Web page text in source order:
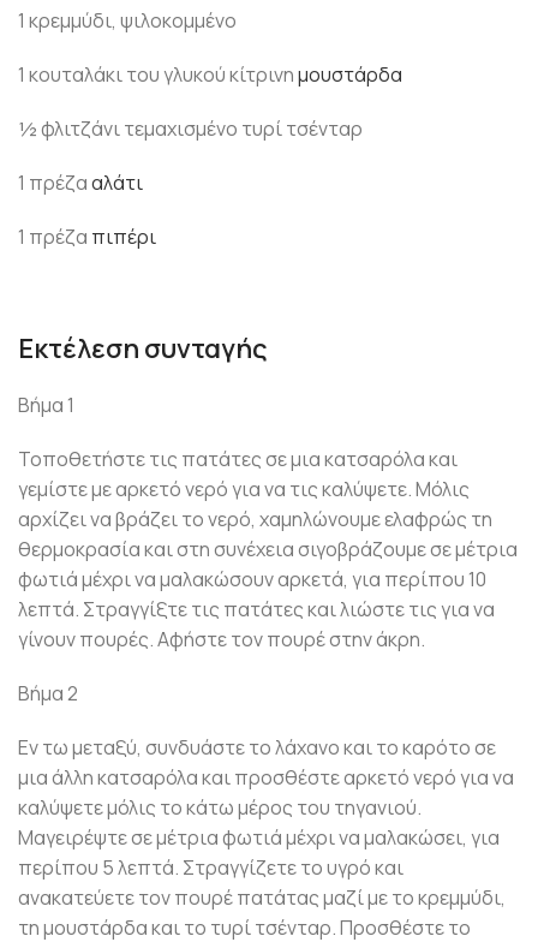
1 κρεμμύδι, ψιλοκομμένο
1 κουταλάκι του γλυκού κίτρινημουστάρδα
½ φλιτζάνι τεμαχισμένο τυρί τσένταρ
1 πρέζααλάτι
1 πρέζα πιπέρι
Εκτέλεση συνταγής
Βήμα 1
Τοποθετήστε τις πατάτες σε μια κατσαρόλα και
γεμίστε με αρκετό νερό για να τις καλύψετε. Μόλις
αρχίζει να βράζει το νερό, χαμηλώνουμε ελαφρώς τη
θερμοκρασία και στη συνέχεια σιγοβράζουμε σε μέτρια
φωτιά μέχρι να μαλακώσουν αρκετά, για περίπου 10
λεπτά. Στραγγίξτε τις πατάτες και λιώστε τις για να
γίνουν πουρές. Αφήστε τον πουρέ στην άκρη.
Βήμα 2
Εν τω μεταξύ, συνδυάστε το λάχανο και το καρότο σε
μια άλλη κατσαρόλα και προσθέστε αρκετό νερό για να
καλύψετε μόλις το κάτω μέρος του τηγανιού.
Μαγειρέψτε σε μέτρια φωτιά μέχρι να μαλακώσει, για
περίπου 5 λεπτά. Στραγγίζετε το υγρό και
ανακατεύετε τον πουρέ πατάτας μαζί με το κρεμμύδι,
τη μουστάρδα και το τυρί τσένταρ. Προσθέστε το